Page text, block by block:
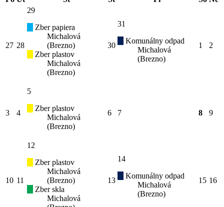
27 28
29
Zber papiera
Michalová
(Brezno)
Zber plastov
Michalová
(Brezno)
30
31
Komunálny odpad
Michalová
(Brezno)
1 2
3 4
5
Zber plastov
Michalová
(Brezno)
6 7 8 9
10 11
12
Zber plastov
Michalová
(Brezno)
Zber skla
Michalová
13
14
Komunálny odpad
Michalová
(Brezno)
15 16